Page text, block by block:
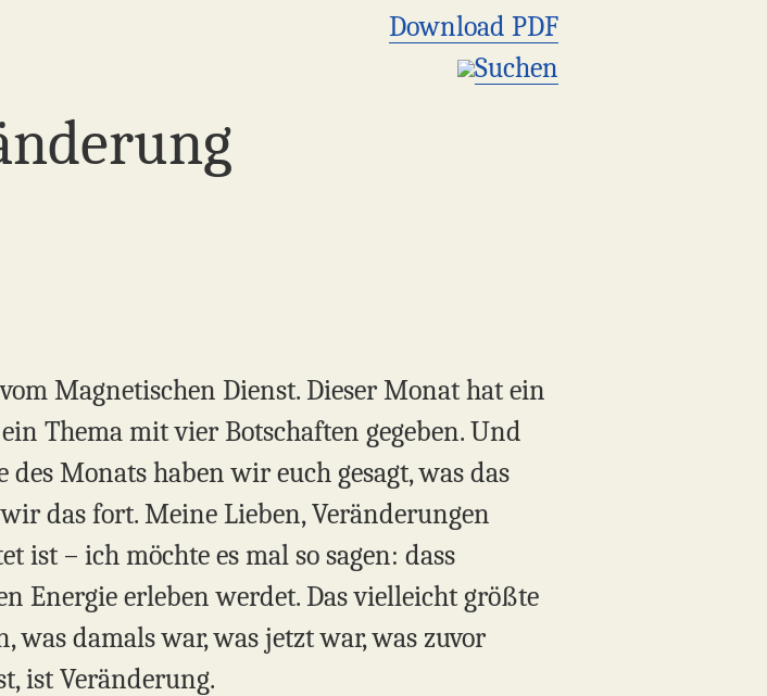
Download PDF
Suchen
Magnetischen Dienst. Dieser Monat hat ein
Thema mit vier Botschaften gegeben. Und
Monats haben wir euch gesagt, was das
das fort. Meine Lieben, Veränderungen
ist – ich möchte es mal so sagen: dass
Energie erleben werdet. Das vielleicht größte
damals war, was jetzt war, was zuvor
ist Veränderung.